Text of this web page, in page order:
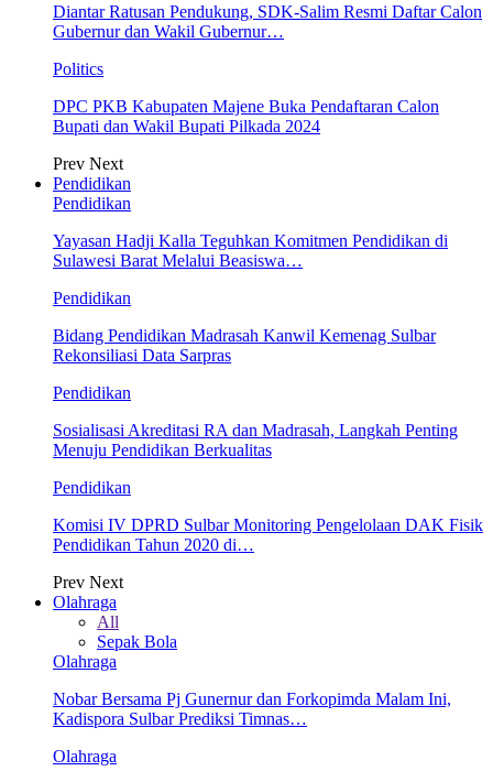
Diantar Ratusan Pendukung, SDK-Salim Resmi Daftar Calon
Gubernur dan Wakil Gubernur…
Politics
DPC PKB Kabupaten Majene Buka Pendaftaran Calon
Bupati dan Wakil Bupati Pilkada 2024
Prev Next
Pendidikan
Pendidikan
Yayasan Hadji Kalla Teguhkan Komitmen Pendidikan di
Sulawesi Barat Melalui Beasiswa…
Pendidikan
Bidang Pendidikan Madrasah Kanwil Kemenag Sulbar
Rekonsiliasi Data Sarpras
Pendidikan
Sosialisasi Akreditasi RA dan Madrasah, Langkah Penting
Menuju Pendidikan Berkualitas
Pendidikan
Komisi IV DPRD Sulbar Monitoring Pengelolaan DAK Fisik
Pendidikan Tahun 2020 di…
Prev Next
Olahraga
All
Sepak Bola
Olahraga
Nobar Bersama Pj Gunernur dan Forkopimda Malam Ini,
Kadispora Sulbar Prediksi Timnas…
Olahraga